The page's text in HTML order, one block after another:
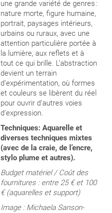
une grande variété de genres :
nature morte, figure humaine,
portrait, paysages intérieurs,
urbains ou ruraux, avec une
attention particulière portée à
la lumière, aux reflets et à
tout ce qui brille. L’abstraction
devient un terrain
d’expérimentation, où formes
et couleurs se libèrent du réel
pour ouvrir d’autres voies
d’expression.
Techniques: Aquarelle et
diverses techniques mixtes
(avec de la craie, de l’encre,
stylo plume et autres).
Budget matériel / Coût des
fournitures : entre 25 € et 100
€ (aquarelles et support)
Image : Michaela Sanson-